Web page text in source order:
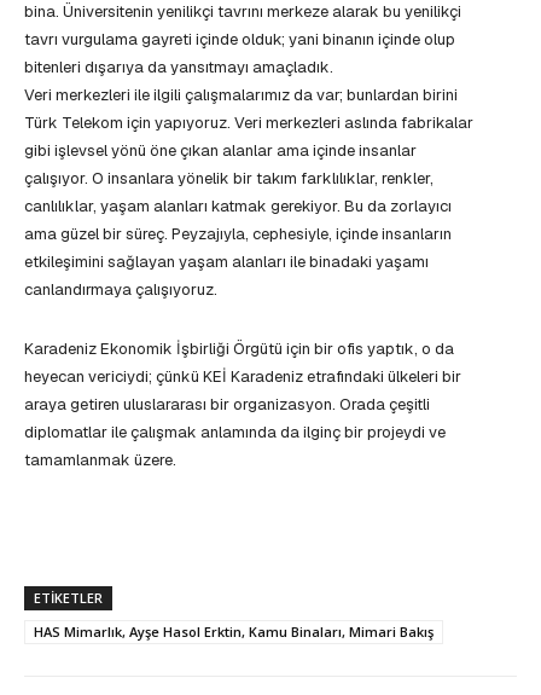
bina. Üniversitenin yenilikçi tavrını merkeze alarak bu yenilikçi
tavrı vurgulama gayreti içinde olduk; yani binanın içinde olup
bitenleri dışarıya da yansıtmayı amaçladık.
Veri merkezleri ile ilgili çalışmalarımız da var; bunlardan birini
Türk Telekom için yapıyoruz. Veri merkezleri aslında fabrikalar
gibi işlevsel yönü öne çıkan alanlar ama içinde insanlar
çalışıyor. O insanlara yönelik bir takım farklılıklar, renkler,
canlılıklar, yaşam alanları katmak gerekiyor. Bu da zorlayıcı
ama güzel bir süreç. Peyzajıyla, cephesiyle, içinde insanların
etkileşimini sağlayan yaşam alanları ile binadaki yaşamı
canlandırmaya çalışıyoruz.
Karadeniz Ekonomik İşbirliği Örgütü için bir ofis yaptık, o da
heyecan vericiydi; çünkü KEİ Karadeniz etrafındaki ülkeleri bir
araya getiren uluslararası bir organizasyon. Orada çeşitli
diplomatlar ile çalışmak anlamında da ilginç bir projeydi ve
tamamlanmak üzere.
ETIKETLER
HAS Mimarlık, Ayşe Hasol Erktin, Kamu Binaları, Mimari Bakış